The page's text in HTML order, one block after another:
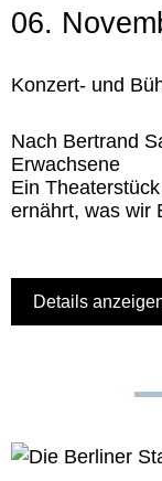
06.
Konzert- und
Nach Bertrand
Erwachsene
Ein
ernährt, was wir
Details